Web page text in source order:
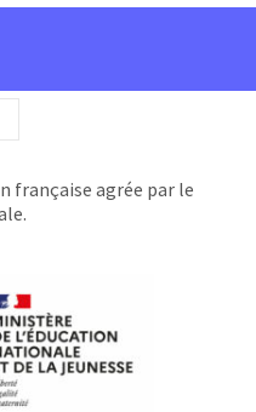
française agrée par le